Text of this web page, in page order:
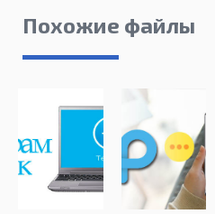
Похожие файлы